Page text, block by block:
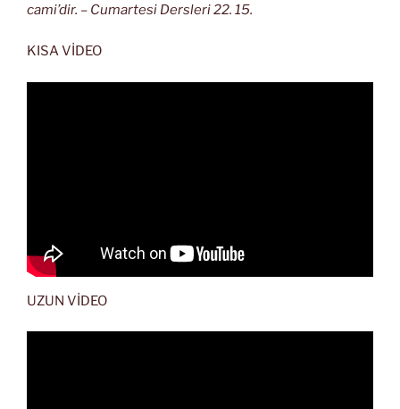
cami’dir. – Cumartesi Dersleri 22. 15.
KISA VİDEO
UZUN VİDEO